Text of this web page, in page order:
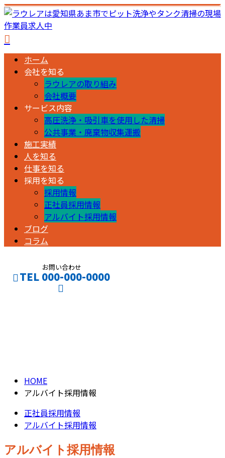
ホーム
会社を知る
ラウレアの取り組み
会社概要
サービス内容
高圧洗浄・吸引車を使用した清掃
公共事業・廃棄物収集運搬
施工実績
人を知る
仕事を知る
採用を知る
採用情報
正社員採用情報
アルバイト採用情報
ブログ
コラム
お問い合わせ
TEL 000-000-0000
HOME
アルバイト採用情報
正社員採用情報
アルバイト採用情報
アルバイト採用情報